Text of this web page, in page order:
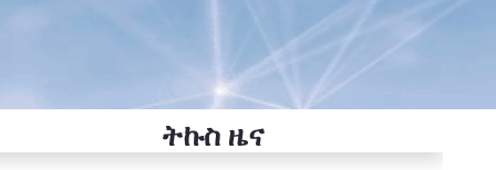
ትኩስ ዜና